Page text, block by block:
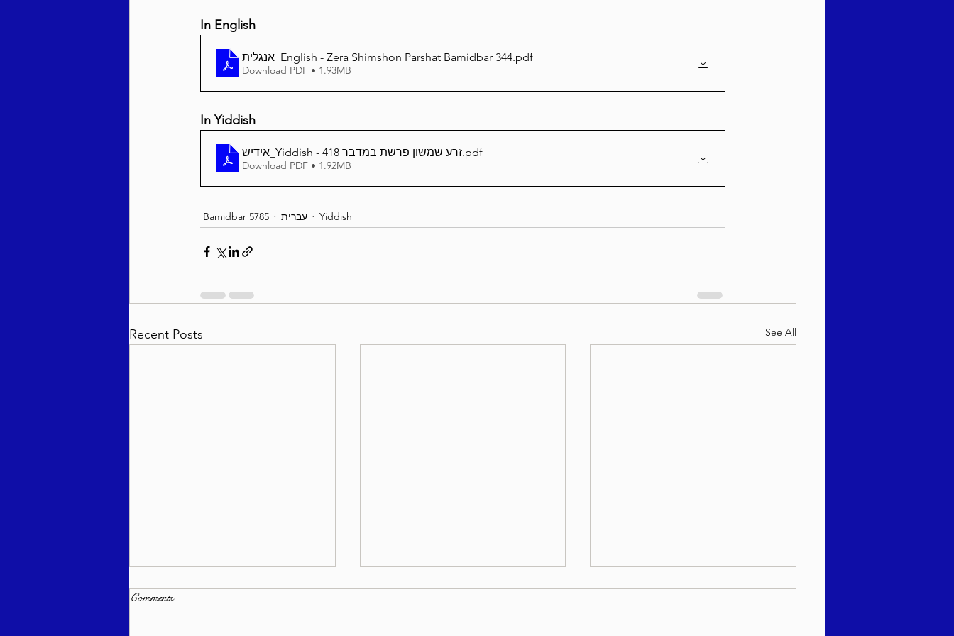
In English
אנגלית_English - Zera Shimshon Parshat Bamidbar 344.pdf
Download PDF • 1.93MB
In Yiddish
אידיש_Yiddish - זרע שמשון פרשת במדבר 418.pdf
Download PDF • 1.92MB
Bamidbar 5785 עברית Yiddish
Recent Posts See All
Comments